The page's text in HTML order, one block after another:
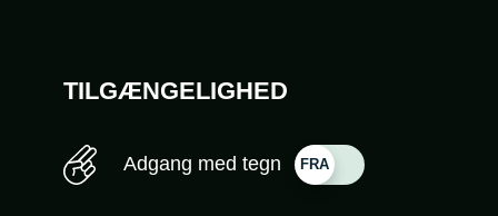
TILGÆNGELIGHED
Adgang med tegn